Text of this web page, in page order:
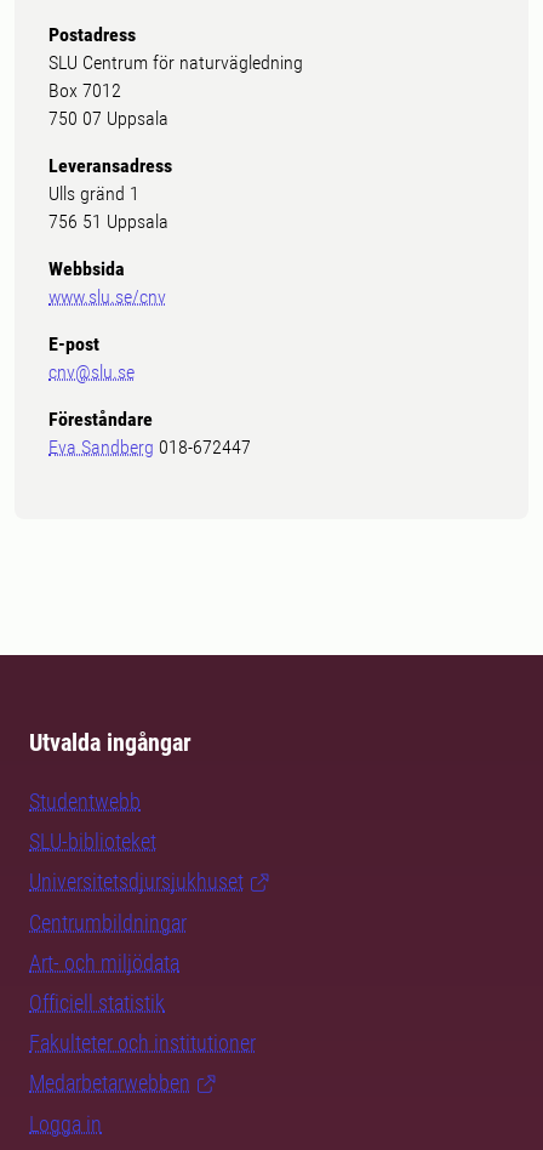
Postadress
SLU Centrum för naturvägledning
Box 7012
750 07 Uppsala
Leveransadress
Ulls gränd 1
756 51 Uppsala
Webbsida
www.slu.se/cnv
E-post
cnv@slu.se
Föreståndare
Eva Sandberg 018-672447
Utvalda ingångar
Studentwebb
SLU-biblioteket
Universitetsdjursjukhuset
Centrumbildningar
Art- och miljödata
Officiell statistik
Fakulteter och institutioner
Medarbetarwebben
Logga in